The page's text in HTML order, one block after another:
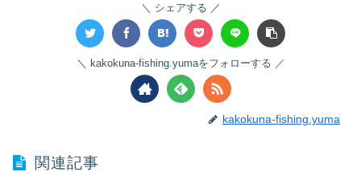
シェアする
kakokuna-fishing.yumaをフォローする
kakokuna-fishing.yuma
関連記事